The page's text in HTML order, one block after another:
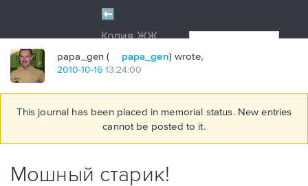
papa_gen ( papa_gen) wrote,
2010-10-16 13:24:00
This journal has been placed in memorial status. New entries
cannot be posted to it.
Мошный старик!